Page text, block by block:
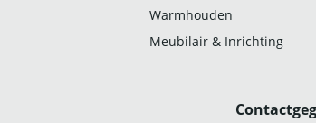
Warmhouden
Meubilair & Inrichting